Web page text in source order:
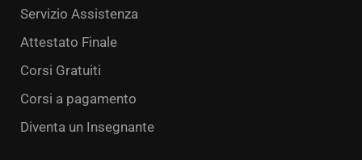
Servizio Assistenza
Attestato Finale
Corsi Gratuiti
Corsi a pagamento
Diventa un Insegnante